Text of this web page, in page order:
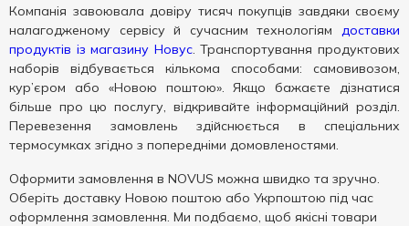
Компанія завоювала довіру тисяч покупців завдяки своєму
налагодженому сервісу й сучасним технологіям доставки
продуктів із магазину Новус. Транспортування продуктових
наборів відбувається кількома способами: самовивозом,
кур’єром або «Новою поштою». Якщо бажаєте дізнатися
більше про цю послугу, відкривайте інформаційний розділ.
Перевезення замовлень здійснюється в спеціальних
термосумках згідно з попередніми домовленостями.
Оформити замовлення в NOVUS можна швидко та зручно.
Оберіть доставку Новою поштою або Укрпоштою під час
оформлення замовлення. Ми подбаємо, щоб якісні товари